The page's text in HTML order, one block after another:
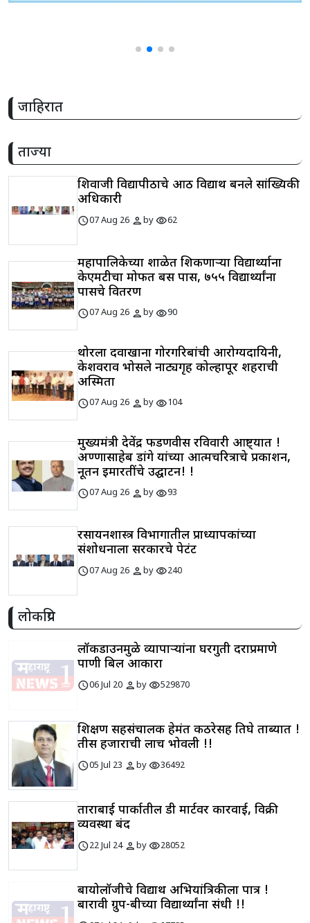
जाहिरात
ताज्या
शिवाजी विद्यापीठाचे आठ विद्यार्थी बनले सांख्यिकी
अधिकारी
schedule07 Aug 26 personbyvisibility62
महापालिकेच्या शाळेत शिकणाऱ्या विद्यार्थ्याना
केएमटीचा मोफत बस पास, ७५५ विद्यार्थ्यांना
पासचे वितरण
schedule07 Aug 26 personbyvisibility90
थोरला दवाखाना गोरगरिबांची आरोग्यदायिनी,
केशवराव भोसले नाट्यगृह कोल्हापूर शहराची
अस्मिता
schedule07 Aug 26 personbyvisibility104
मुख्यमंत्री देवेंद्र फडणवीस रविवारी आष्ट्यात !
अण्णासाहेब डांगे यांच्या आत्मचरित्राचे प्रकाशन,
नूतन इमारतींचे उद्घाटन! !
schedule07 Aug 26 personbyvisibility93
रसायनशास्त्र विभागातील प्राध्यापकांच्या
संशोधनाला सरकारचे पेटंट
schedule07 Aug 26 personbyvisibility240
लोकप्रिय
लॉकडाउनमुळे व्यापाऱ्यांना घरगुती दराप्रमाणे
पाणी बिल आकारा
schedule06 Jul 20 personbyvisibility529870
शिक्षण सहसंचालक हेमंत कठरेसह तिघे ताब्यात !
तीस हजाराची लाच भोवली !!
schedule05 Jul 23 personbyvisibility36492
ताराबाई पार्कातील डी मार्टवर कारवाई, विक्री
व्यवस्था बंद
schedule22 Jul 24 personbyvisibility28052
बायोलॉजीचे विद्यार्थी अभियांत्रिकीला पात्र !
बारावी ग्रुप-बीच्या विद्यार्थ्यांना संधी !!